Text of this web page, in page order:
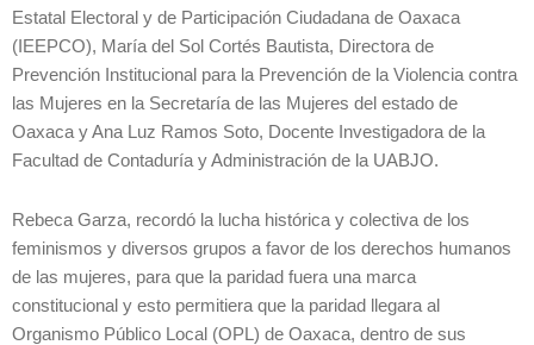
Estatal Electoral y de Participación Ciudadana de Oaxaca
(IEEPCO), María del Sol Cortés Bautista, Directora de
Prevención Institucional para la Prevención de la Violencia contra
las Mujeres en la Secretaría de las Mujeres del estado de
Oaxaca y Ana Luz Ramos Soto, Docente Investigadora de la
Facultad de Contaduría y Administración de la UABJO.
Rebeca Garza, recordó la lucha histórica y colectiva de los
feminismos y diversos grupos a favor de los derechos humanos
de las mujeres, para que la paridad fuera una marca
constitucional y esto permitiera que la paridad llegara al
Organismo Público Local (OPL) de Oaxaca, dentro de sus